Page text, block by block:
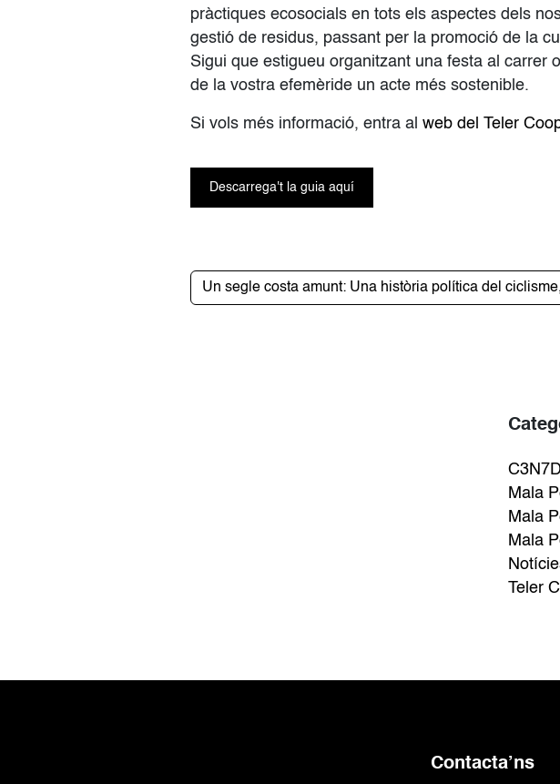
pràctiques ecosocials en tots els aspectes dels
gestió de residus, passant per la promoció de la
Sigui que estigueu organitzant una festa al carrer
de la vostra efemèride un acte més sostenible.
Si vols més informació, entra al web del Teler
Descarrega't la guia aquí
Un segle costa amunt: Una història política del
Mala
Mala
Mala
Teler
Contacta’ns